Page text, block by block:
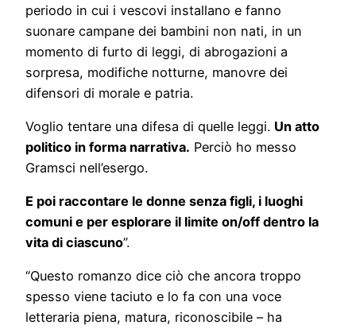
periodo in cui i vescovi installano e fanno
suonare campane dei bambini non nati, in un
momento di furto di leggi, di abrogazioni a
sorpresa, modifiche notturne, manovre dei
difensori di morale e patria.
Voglio tentare una difesa di quelle leggi. Un atto
politico in forma narrativa. Perciò ho messo
Gramsci nell’esergo.
E poi raccontare le donne senza figli, i luoghi
comuni e per esplorare il limite on/off dentro la
vita di ciascuno”.
“Questo romanzo dice ciò che ancora troppo
spesso viene taciuto e lo fa con una voce
letteraria piena, matura, riconoscibile – ha